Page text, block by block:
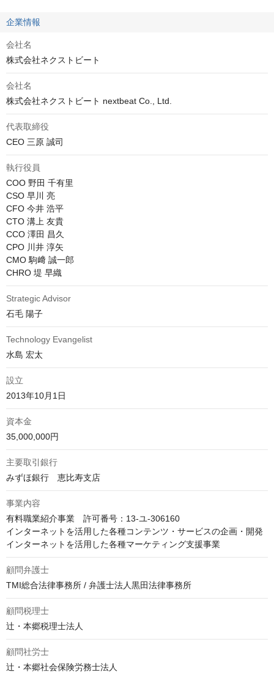
企業情報
会社名
株式会社ネクストビート
会社名
株式会社ネクストビート nextbeat Co., Ltd.
代表取締役
CEO 三原 誠司
執行役員
COO 野田 千有里
CSO 早川 亮
CFO 今井 浩平
CTO 溝上 友貴
CCO 澤田 昌久
CPO 川井 淳矢
CMO 駒﨑 誠一郎
CHRO 堤 早織
Strategic Advisor
石毛 陽子
Technology Evangelist
水島 宏太
設立
2013年10月1日
資本金
35,000,000円
主要取引銀行
みずほ銀行　恵比寿支店
事業内容
有料職業紹介事業　許可番号：13-ユ-306160
インターネットを活用した各種コンテンツ・サービスの企画・開発
インターネットを活用した各種マーケティング支援事業
顧問弁護士
TMI総合法律事務所 / 弁護士法人黒田法律事務所
顧問税理士
辻・本郷税理士法人
顧問社労士
辻・本郷社会保険労務士法人